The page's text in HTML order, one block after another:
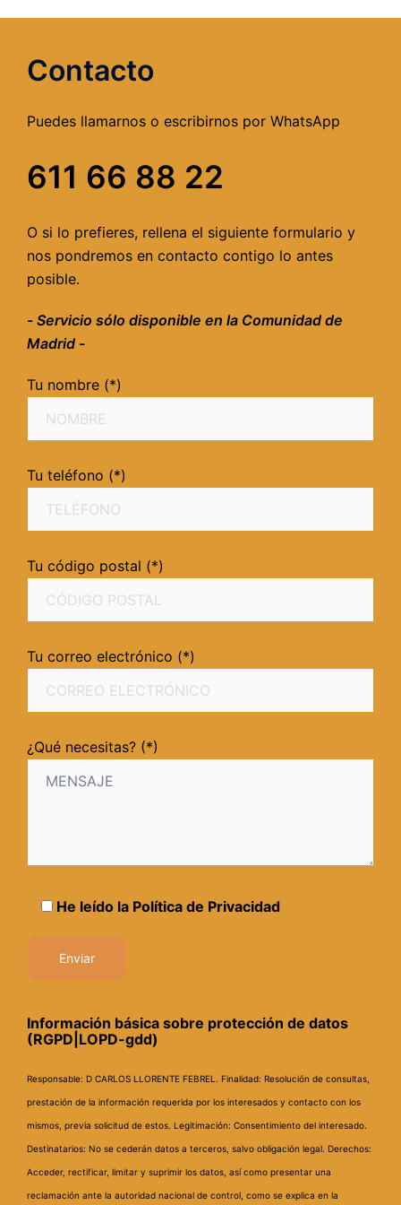
Contacto
Puedes llamarnos o escribirnos por WhatsApp
611 66 88 22
O si lo prefieres, rellena el siguiente formulario y
nos pondremos en contacto contigo lo antes
posible.
- Servicio sólo disponible en la Comunidad de
Madrid -
Tu nombre (*)
Tu teléfono (*)
Tu código postal (*)
Tu correo electrónico (*)
¿Qué necesitas? (*)
He leído la Política de Privacidad
Información básica sobre protección de datos
(RGPD|LOPD-gdd)
Responsable: D CARLOS LLORENTE FEBREL. Finalidad: Resolución de consultas,
prestación de la información requerida por los interesados y contacto con los
mismos, previa solicitud de estos. Legitimación: Consentimiento del interesado.
Destinatarios: No se cederán datos a terceros, salvo obligación legal. Derechos:
Acceder, rectificar, limitar y suprimir los datos, así como presentar una
reclamación ante la autoridad nacional de control, como se explica en la